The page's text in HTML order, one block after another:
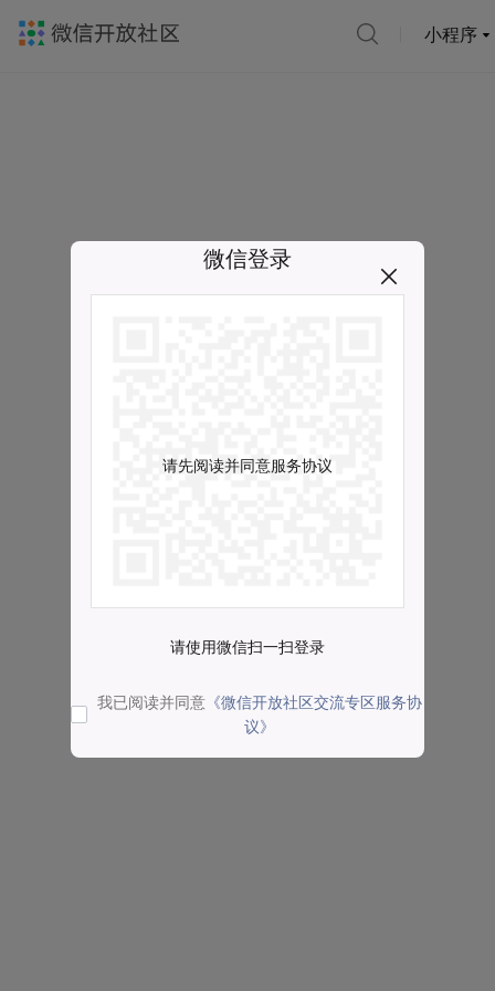
小程序
微信登录
请先阅读并同意服务协议
请使用微信扫一扫登录
我已阅读并同意 《微信开放社区交流专区服务协
议》